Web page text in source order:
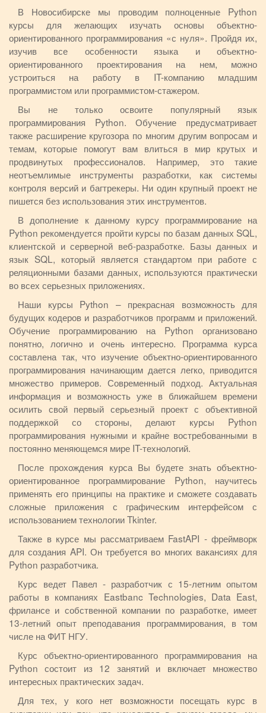
В Новосибирске мы проводим полноценные Python
курсы для желающих изучать основы объектно-
ориентированного программирования «с нуля». Пройдя их,
изучив все особенности языка и объектно-
ориентированного проектирования на нем, можно
устроиться на работу в IT-компанию младшим
программистом или программистом-стажером.
Вы не только освоите популярный язык
программирования Python. Обучение предусматривает
также расширение кругозора по многим другим вопросам и
темам, которые помогут вам влиться в мир крутых и
продвинутых профессионалов. Например, это такие
неотъемлимые инструменты разработки, как системы
контроля версий и багтрекеры. Ни один крупный проект не
пишется без использования этих инструментов.
В дополнение к данному курсу программирование на
Python рекомендуется пройти курсы по базам данных SQL,
клиентской и серверной веб-разработке. Базы данных и
язык SQL, который является стандартом при работе с
реляционными базами данных, используются практически
во всех серьезных приложениях.
Наши курсы Python – прекрасная возможность для
будущих кодеров и разработчиков программ и приложений.
Обучение программированию на Python организовано
понятно, логично и очень интересно. Программа курса
составлена так, что изучение объектно-ориентированного
программирования начинающим дается легко, приводится
множество примеров. Современный подход. Актуальная
информация и возможность уже в ближайшем времени
осилить свой первый серьезный проект с объективной
поддержкой со стороны, делают курсы Python
программирования нужными и крайне востребованными в
постоянно меняющемся мире IT-технологий.
После прохождения курса Вы будете знать объектно-
ориентированное программирование Python, научитесь
применять его принципы на практике и сможете создавать
сложные приложения с графическим интерфейсом с
использованием технологии Tkinter.
Также в курсе мы рассматриваем FastAPI - фреймворк
для создания API. Он требуется во многих вакансиях для
Python разработчика.
Курс ведет Павел - разработчик с 15-летним опытом
работы в компаниях Eastbanc Technologies, Data East,
фрилансе и собственной компании по разработке, имеет
13-летний опыт преподавания программирования, в том
числе на ФИТ НГУ.
Курс объектно-ориентированного программирования на
Python состоит из 12 занятий и включает множество
интересных практических задач.
Для тех, у кого нет возможности посещать курс в